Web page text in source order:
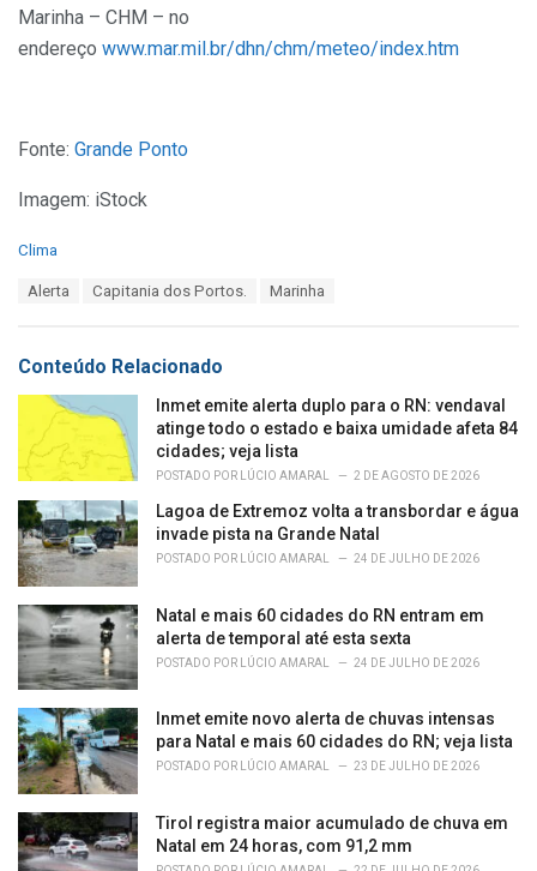
Marinha – CHM – no
endereço www.mar.mil.br/dhn/chm/meteo/index.htm
Fonte: Grande Ponto
Imagem: iStock
C
o
r
i
Clima
:
Alerta Capitania dos Portos. Marinha
Conteúdo Relacionado
Inmet emite alerta duplo para o RN: vendaval
atinge todo o estado e baixa umidade afeta 84
cidades; veja lista
POSTADO POR LÚCIO AMARAL 2 DE AGOSTO DE 2026
Lagoa de Extremoz volta a transbordar e água
invade pista na Grande Natal
POSTADO POR LÚCIO AMARAL 24 DE JULHO DE 2026
Natal e mais 60 cidades do RN entram em
alerta de temporal até esta sexta
POSTADO POR LÚCIO AMARAL 24 DE JULHO DE 2026
Inmet emite novo alerta de chuvas intensas
para Natal e mais 60 cidades do RN; veja lista
POSTADO POR LÚCIO AMARAL 23 DE JULHO DE 2026
Tirol registra maior acumulado de chuva em
Natal em 24 horas, com 91,2 mm